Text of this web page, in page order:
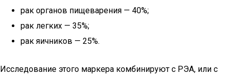
рак органов пищеварения — 40%;
рак легких — 35%;
рак яичников — 25%.
Исследование этого маркера комбинируют с РЭА, или с